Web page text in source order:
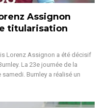
Assignon
titularisation
Lorenz Assignon a été décisif
La 23e journée de la
Burnley a réalisé un